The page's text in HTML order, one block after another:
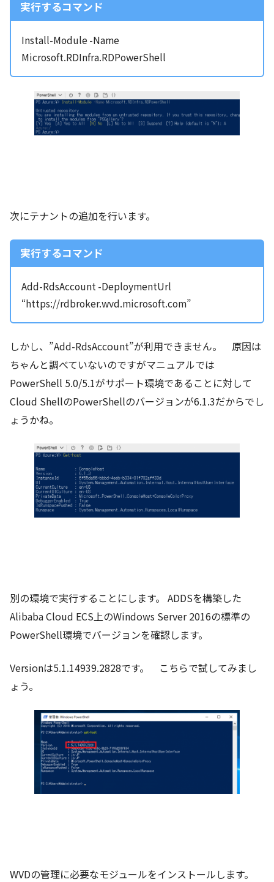
実行するコマンド
Install-Module -Name
Microsoft.RDInfra.RDPowerShell
次にテナントの追加を行います。
実行するコマンド
Add-RdsAccount -DeploymentUrl
“https://rdbroker.wvd.microsoft.com”
しかし、”Add-RdsAccount”が利用できません。 原因は
ちゃんと調べていないのですがマニュアルでは
PowerShell 5.0/5.1がサポート環境であることに対して
Cloud ShellのPowerShellのバージョンが6.1.3だからでし
ょうかね。
別の環境で実行することにします。 ADDSを構築した
Alibaba Cloud ECS上のWindows Server 2016の標準の
PowerShell環境でバージョンを確認します。
Versionは5.1.14939.2828です。 こちらで試してみまし
ょう。
WVDの管理に必要なモジュールをインストールします。